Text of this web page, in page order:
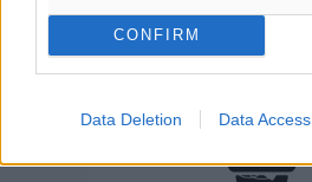
CONFIRM
Data Deletion Data Access